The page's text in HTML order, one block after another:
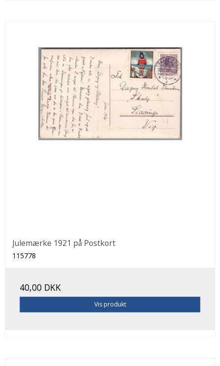
Julemærke 1921 på Postkort
115778
40,00 DKK
Vis produkt